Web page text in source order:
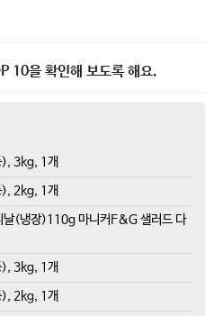
10을 확인해 보도록 해요.
), 3kg, 1개
), 2kg, 1개
날(냉장)110g 마니커F&G 샐러드 다
), 3kg, 1개
), 2kg, 1개